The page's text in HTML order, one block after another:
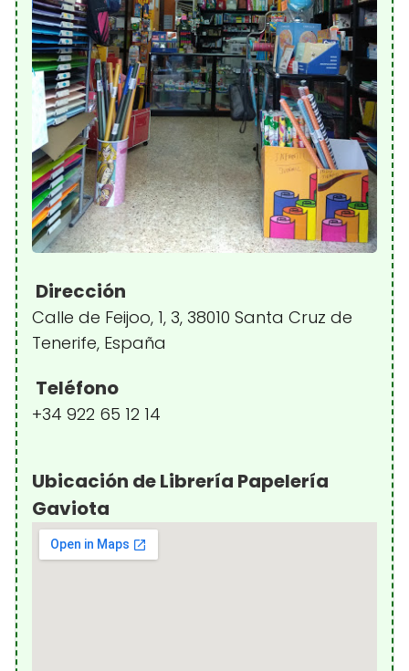
Dirección
Calle de Feijoo, 1, 3, 38010 Santa Cruz de
Tenerife, España
Teléfono
+34 922 65 12 14
Ubicación de Librería Papelería
Gaviota